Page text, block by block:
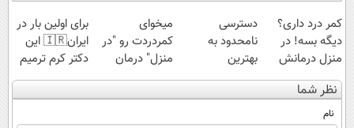
کمر درد داری؟
دیگه بسه! در
منزل درمانش
کن
(◀پرسش‌نامه)
دسترسی
نامحدود به
بهترین
آموزش‌ها تا روز
کنکور
میخوای
کمردردت رو "در
منزل" درمان
کنی؟ (◂فیلم +
◂پرسش‌نامه)
برای اولین بار در
ایران🇮🇷 این
دکتر کرم ترمیم
کننده 23 روزه
ساخت!
نظر شما
نام